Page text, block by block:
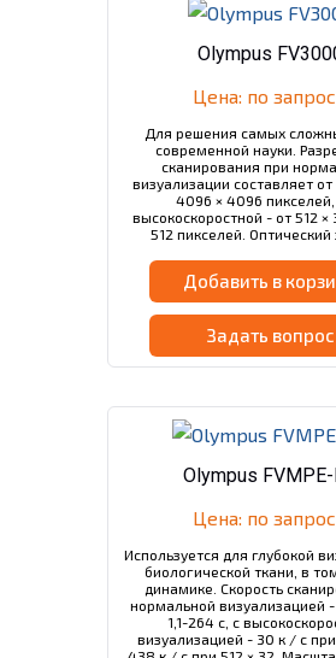
Olympus
Цена: по
Для решения самых
современной науки.
сканирования при
визуализации составляет
4096 × 4096
высокоскоростной - от 512 ×
512 пикселей. Оптический
Добавить в
Задать вопрос
Olympus FVMPE-
Цена: по
Используется для глубокой
биологической ткани, в
динамике. Скорость
нормальной визуализацией -
1,1-264 с, с
визуализацией - 30 к / с при